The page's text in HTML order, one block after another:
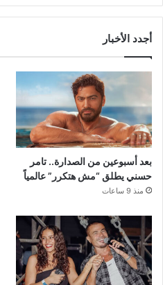
أجدد الأخبار
بعد أسبوعين من الصدارة.. تامر
حسني يطلق “مش هتكرر” عالمياً
منذ 9 ساعات